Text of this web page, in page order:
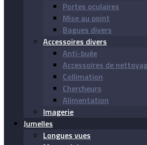
Portes oculaires
Mise au point
Bagues divers
Accessoires divers
Anti-buée
Accessoires de
Collimation
Chercheurs
Alimentation
Imagerie
Jumelles
Longues vues